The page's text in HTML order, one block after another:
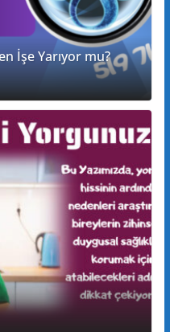
İşe Yarıyor mu?